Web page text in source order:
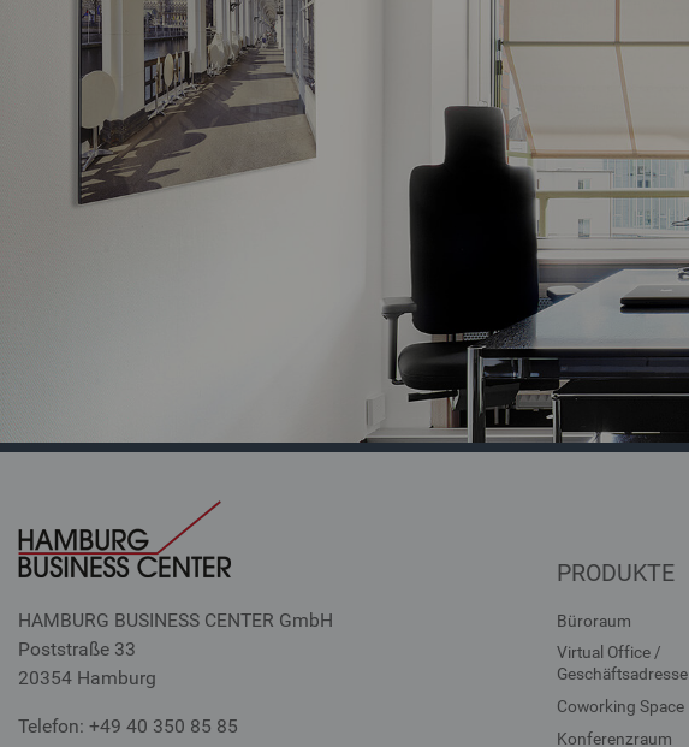
HAMBURG BUSINESS CENTER GmbH
Poststraße 33
20354 Hamburg
Telefon: +49 40 350 85 85
PRODUKTE
Büroraum
Virtual Office /
Geschäftsadresse
Coworking Space
Konferenzraum